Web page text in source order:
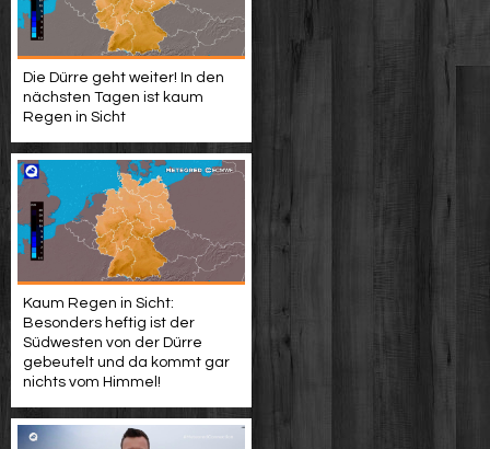
Die Dürre geht weiter! In den
nächsten Tagen ist kaum
Regen in Sicht
Kaum Regen in Sicht:
Besonders heftig ist der
Südwesten von der Dürre
gebeutelt und da kommt gar
nichts vom Himmel!